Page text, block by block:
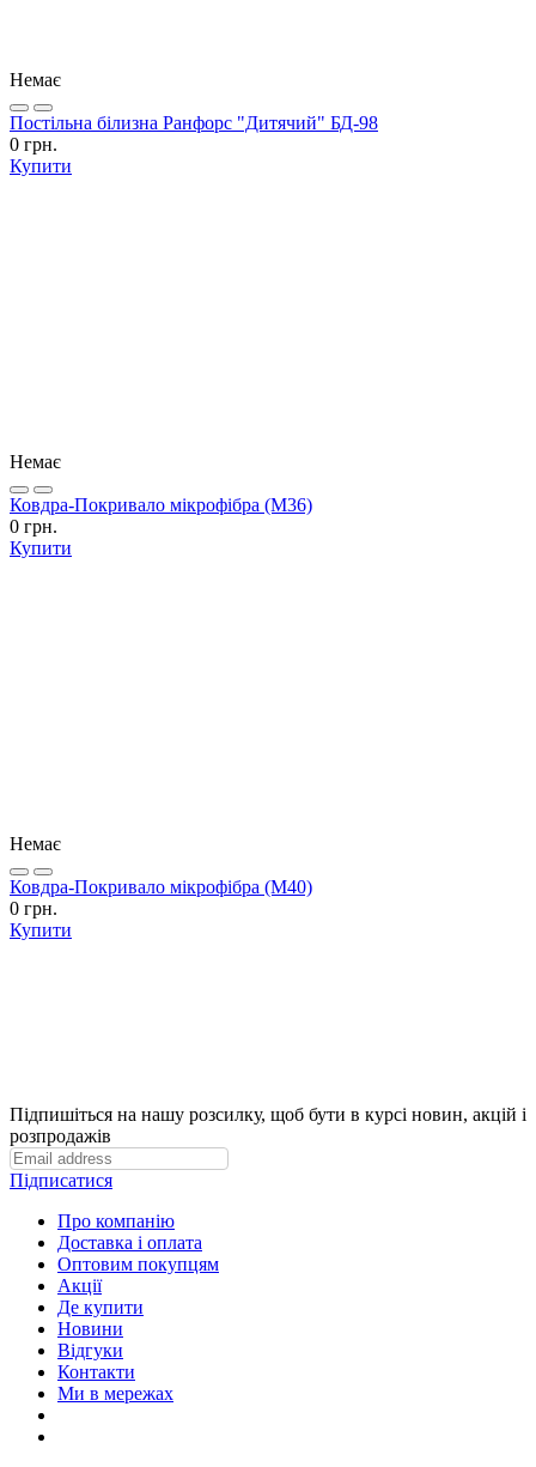
Немає
Постільна білизна Ранфорс "Дитячий" БД-98
0 грн.
Купити
Немає
Ковдра-Покривало мікрофібра (М36)
0 грн.
Купити
Немає
Ковдра-Покривало мікрофібра (М40)
0 грн.
Купити
Підпишіться на нашу розсилку, щоб бути в курсі новин, акцій і
розпродажів
Підписатися
Про компанію
Доставка і оплата
Оптовим покупцям
Акції
Де купити
Новини
Відгуки
Контакти
Ми в мережах